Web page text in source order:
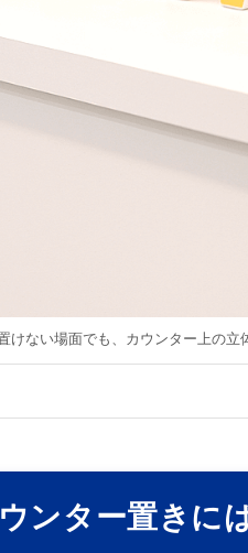
けない場面でも、カウンター上の立
ンター置きに